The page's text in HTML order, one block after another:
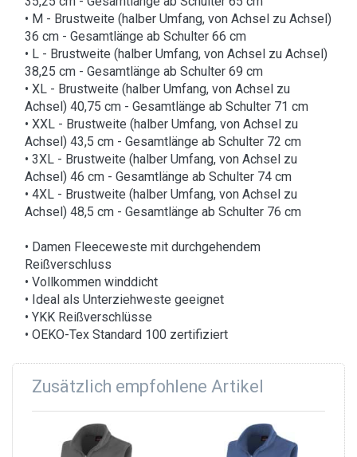
• M - Brustweite (halber Umfang, von Achsel zu Achsel)
36 cm - Gesamtlänge ab Schulter 66 cm
• L - Brustweite (halber Umfang, von Achsel zu Achsel)
38,25 cm - Gesamtlänge ab Schulter 69 cm
• XL - Brustweite (halber Umfang, von Achsel zu
Achsel) 40,75 cm - Gesamtlänge ab Schulter 71 cm
• XXL - Brustweite (halber Umfang, von Achsel zu
Achsel) 43,5 cm - Gesamtlänge ab Schulter 72 cm
• 3XL - Brustweite (halber Umfang, von Achsel zu
Achsel) 46 cm - Gesamtlänge ab Schulter 74 cm
• 4XL - Brustweite (halber Umfang, von Achsel zu
Achsel) 48,5 cm - Gesamtlänge ab Schulter 76 cm
• Damen Fleeceweste mit durchgehendem
Reißverschluss
• Vollkommen winddicht
• Ideal als Unterziehweste geeignet
• YKK Reißverschlüsse
• OEKO-Tex Standard 100 zertifiziert
Zusätzlich empfohlene Artikel